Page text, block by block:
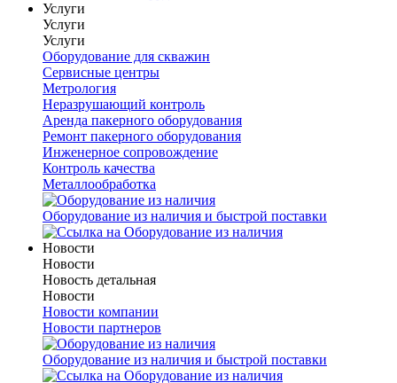
Услуги
Услуги
Услуги
Оборудование для скважин
Сервисные центры
Метрология
Неразрушающий контроль
Аренда пакерного оборудования
Ремонт пакерного оборудования
Инженерное сопровождение
Контроль качества
Металлообработка
Оборудование из наличия и быстрой поставки
Новости
Новости
Новость детальная
Новости
Новости компании
Новости партнеров
Оборудование из наличия и быстрой поставки